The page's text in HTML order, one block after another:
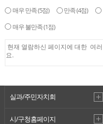
매우 만족(5점) 만족(4점)
매우 불만족(1점)
실과/주민자치회
시/구청홈페이지